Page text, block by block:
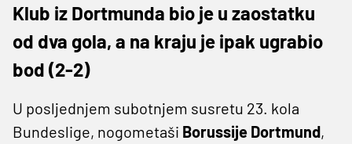
Klub iz Dortmunda bio je u zaostatku
od dva gola, a na kraju je ipak ugrabio
bod (2-2)
U posljednjem subotnjem susretu 23. kola
Bundeslige, nogometaši Borussije Dortmund,